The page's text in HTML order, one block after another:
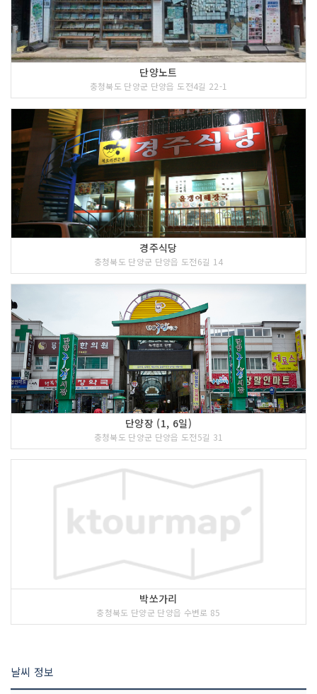
단양노트
충청북도 단양군 단양읍 도전4길 22-1
경주식당
충청북도 단양군 단양읍 도전6길 14
단양장 (1, 6일)
충청북도 단양군 단양읍 도전5길 31
박쏘가리
충청북도 단양군 단양읍 수변로 85
날씨 정보